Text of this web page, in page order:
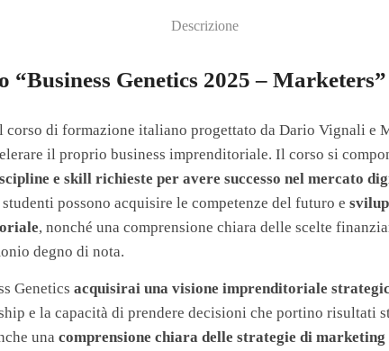
Descrizione
“Business Genetics 2025 – Marketers”
corso di formazione italiano progettato da Dario Vignali e
il proprio business imprenditoriale. Il corso si
e skill richieste per avere successo nel mercato
possono acquisire le competenze del futuro e
, nonché una comprensione chiara delle scelte
degno di nota.
Geneticsacquisirai una visione imprenditoriale
e la capacità di prendere decisioni che portino risultati
unacomprensione chiara delle strategie di